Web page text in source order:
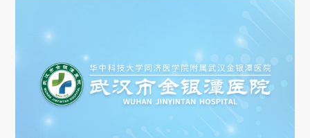
剧烈神经痛。常见诱因包括： 1. 年龄≥50 岁(最强危险因素，发